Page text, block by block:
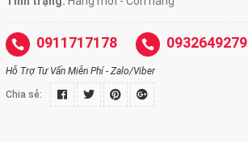
0911717178 0932649279
Hỗ Trợ Tư Vấn Miễn Phí - Zalo/Viber
Chia sẻ: